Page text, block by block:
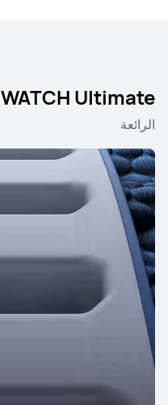
WATCH Ultimate سلسلة
الرائعة